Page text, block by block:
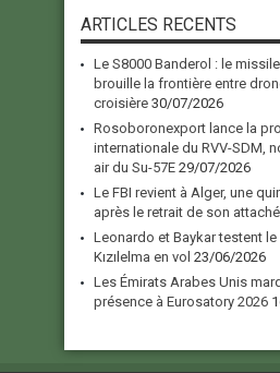
ARTICLES RECENTS
Le S8000 Banderol : le
brouille la frontière entre
croisière 30/07/2026
Rosoboronexport lance la
internationale du RVV-SDM,
air du Su-57E 29/07/2026
Le FBI revient à Alger, une
après le retrait de son attaché
Leonardo et Baykar testent
Kızılelma en vol 23/06/2026
Les Émirats Arabes Unis
présence à Eurosatory 2026